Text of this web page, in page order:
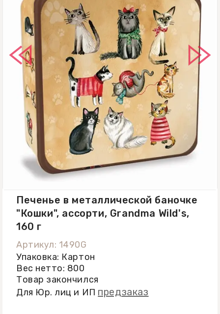
Печенье в металлической баночке
"Кошки", ассорти, Grandma Wild's,
160 г
Артикул: 1490G
Упаковка: Картон
Вес нетто: 800
Товар закончился
Для Юр. лиц и ИП предзаказ